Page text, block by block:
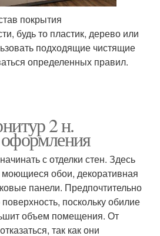
покрытия
будь то пластик, дерево или
подходящие чистящие
определенных правил.
2 н.
с отделки стен. Здесь
обои, декоративная
панели. Предпочтительно
поскольку обилие
объем помещения. От
так как они